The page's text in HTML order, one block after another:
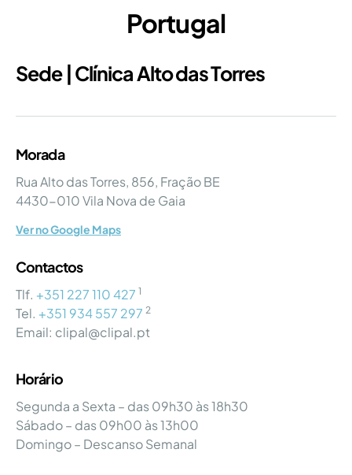
Portugal
Sede | Clínica Alto das Torres
Morada
Rua Alto das Torres, 856, Fração BE
4430-010 Vila Nova de Gaia
Ver no Google Maps
Contactos
Tlf. +351 227 110 427 1
Tel. +351 934 557 297 2
Email: clipal@clipal.pt
Horário
Segunda a Sexta – das 09h30 às 18h30
Sábado – das 09h00 às 13h00
Domingo – Descanso Semanal